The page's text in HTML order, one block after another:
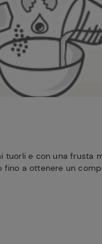
tuorli e con una frusta
fino a ottenere un